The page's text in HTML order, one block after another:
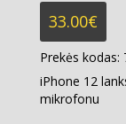
33.00€
Prekės kodas:
iPhone 12
mikrofonu